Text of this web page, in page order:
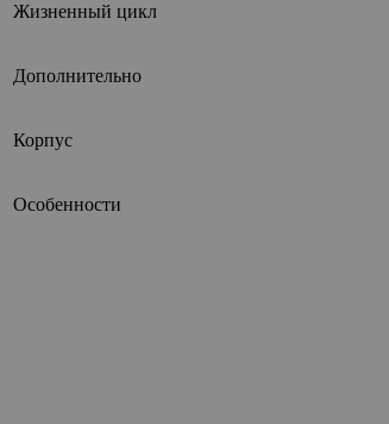
Жизненный цикл
Дополнительно
Корпус
Особенности